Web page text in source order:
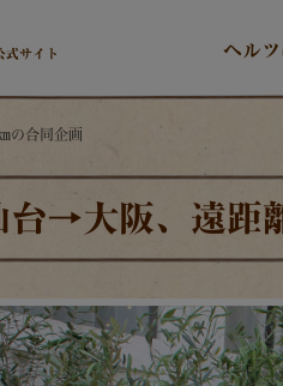
式サイト ヘル
の合同企画
台→大阪、遠距